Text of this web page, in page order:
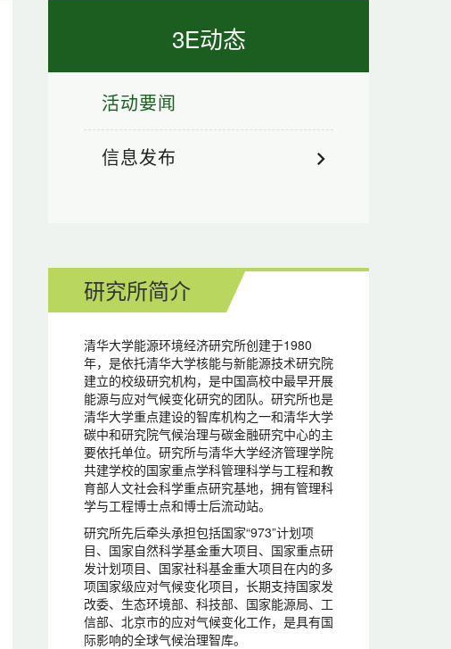
3E动态
活动要闻
信息发布
研究所简介
清华大学能源环境经济研究所创建于1980
年，是依托清华大学核能与新能源技术研究院
建立的校级研究机构，是中国高校中最早开展
能源与应对气候变化研究的团队。研究所也是
清华大学重点建设的智库机构之一和清华大学
碳中和研究院气候治理与碳金融研究中心的主
要依托单位。研究所与清华大学经济管理学院
共建学校的国家重点学科管理科学与工程和教
育部人文社会科学重点研究基地，拥有管理科
学与工程博士点和博士后流动站。
研究所先后牵头承担包括国家“973”计划项
目、国家自然科学基金重大项目、国家重点研
发计划项目、国家社科基金重大项目在内的多
项国家级应对气候变化项目，长期支持国家发
改委、生态环境部、科技部、国家能源局、工
信部、北京市的应对气候变化工作，是具有国
际影响的全球气候治理智库。